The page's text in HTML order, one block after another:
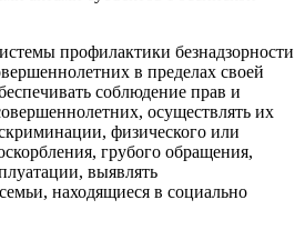
профилактики безнадзорности
в пределах своей
соблюдение прав и
осуществлять их
физического или
грубого обращения,
выявлять
находящиеся в социально